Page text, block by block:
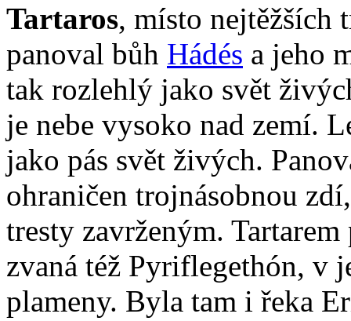
Tartaros, místo nejtěžších
panoval bůh Hádés a jeho
tak rozlehlý jako svět
je nebe vysoko nad zemí.
jako pás svět živých.
ohraničen trojnásobnou
tresty zavrženým.
zvaná též Pyriflegethón, v
plameny. Byla tam i řeka